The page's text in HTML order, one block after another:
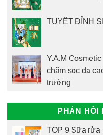
TUYỆT ĐỈNH
Y.A.M
chăm sóc da
trường
PHẢN HỒI
TOP 9 Sữa rửa